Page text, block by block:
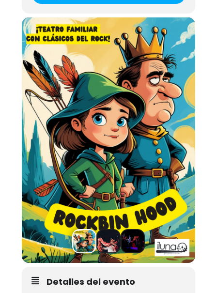
Detalles del evento